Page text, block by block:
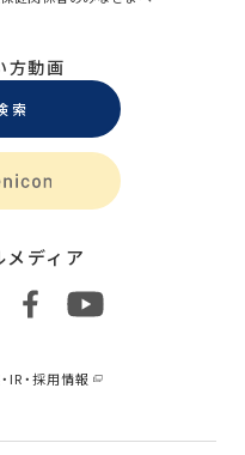
方動画
索
ディア
IR・採用情報